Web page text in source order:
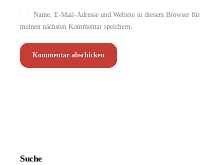
Name, E-Mail-Adresse und Website in diesem Browser für
meinen nächsten Kommentar speichern.
Suche